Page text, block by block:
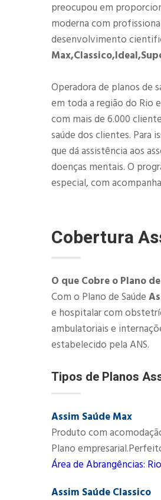
preocupou em
moderna com
desenvolvimento
Operadora de planos de
em toda a região do Rio
com mais de 6.000
saúde dos clientes. Para
que dá assistência aos
doenças mentais. O
especial, com
Cobertura
O que Cobre o Plano
Com o Plano de Saúde
e hospitalar com
ambulatoriais e
estabelecido pela ANS.​
Tipos de Planos
Assim Saúde Max
Produto com
Plano
Área de Abrangências:
Assim Saúde Classico